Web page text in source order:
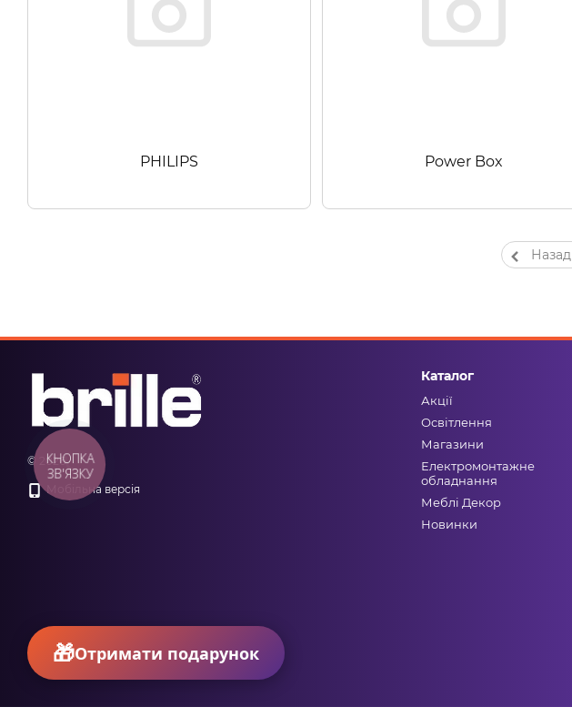
PHILIPS Power Box
Назад
© 2026
Мобільна версія
Каталог
Акції
Освітлення
Магазини
Електромонтажне
обладнання
Меблі Декор
Новинки
КНОПКА
ЗВ'ЯЗКУ
Отримати подарунок